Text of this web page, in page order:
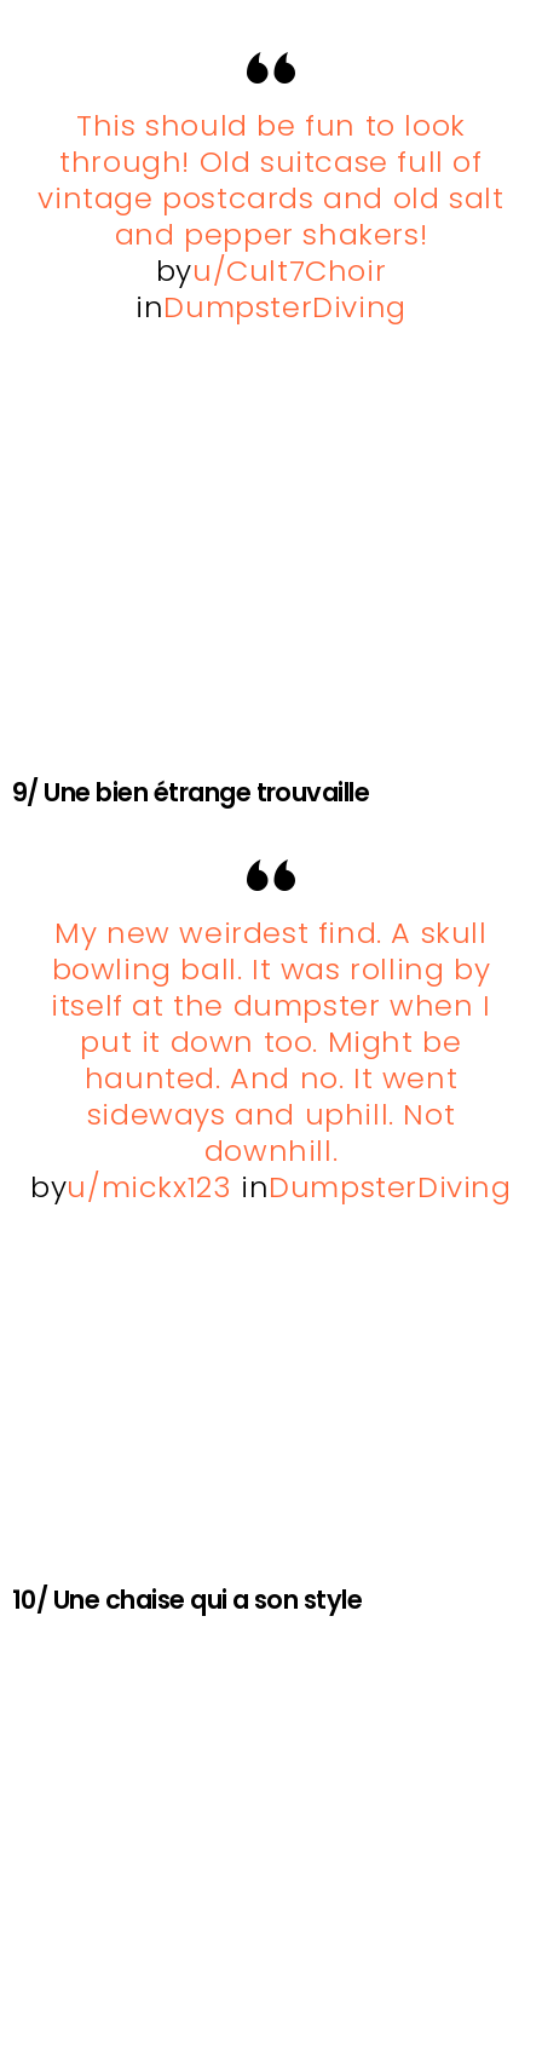
This should be fun to look
through! Old suitcase full of
vintage postcards and old salt
and pepper shakers!
byu/Cult7Choir
inDumpsterDiving
9/ Une bien étrange trouvaille
My new weirdest find. A skull
bowling ball. It was rolling by
itself at the dumpster when I
put it down too. Might be
haunted. And no. It went
sideways and uphill. Not
downhill.
byu/mickx123 inDumpsterDiving
10/ Une chaise qui a son style